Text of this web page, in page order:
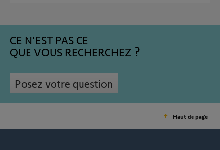
CE N'EST PAS CE
QUE VOUS RECHERCHEZ
Posez votre question
Haut de page